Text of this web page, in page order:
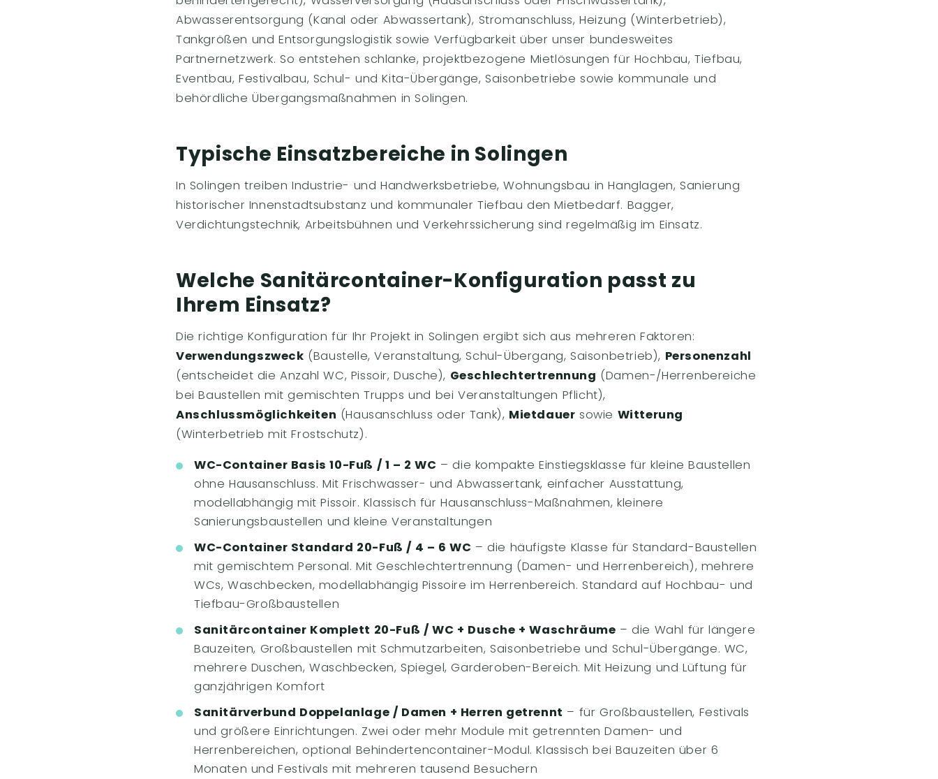
Abwasserentsorgung (Kanal oder Abwassertank), Stromanschluss, Heizung (Winterbetrieb),
Tankgrößen und Entsorgungslogistik sowie Verfügbarkeit über unser bundesweites
Partnernetzwerk. So entstehen schlanke, projektbezogene Mietlösungen für Hochbau, Tiefbau,
Eventbau, Festivalbau, Schul- und Kita-Übergänge, Saisonbetriebe sowie kommunale und
behördliche Übergangsmaßnahmen in Solingen.
Typische Einsatzbereiche in Solingen
In Solingen treiben Industrie- und Handwerksbetriebe, Wohnungsbau in Hanglagen, Sanierung
historischer Innenstadtsubstanz und kommunaler Tiefbau den Mietbedarf. Bagger,
Verdichtungstechnik, Arbeitsbühnen und Verkehrssicherung sind regelmäßig im Einsatz.
Welche Sanitärcontainer-Konfiguration passt zu
Ihrem Einsatz?
Die richtige Konfiguration für Ihr Projekt in Solingen ergibt sich aus mehreren Faktoren:
Verwendungszweck (Baustelle, Veranstaltung, Schul-Übergang, Saisonbetrieb), Personenzahl
(entscheidet die Anzahl WC, Pissoir, Dusche), Geschlechtertrennung (Damen-/Herrenbereiche
bei Baustellen mit gemischten Trupps und bei Veranstaltungen Pflicht),
Anschlussmöglichkeiten (Hausanschluss oder Tank), Mietdauer sowie Witterung
(Winterbetrieb mit Frostschutz).
WC-Container Basis 10-Fuß / 1 – 2 WC – die kompakte Einstiegsklasse für kleine Baustellen
ohne Hausanschluss. Mit Frischwasser- und Abwassertank, einfacher Ausstattung,
modellabhängig mit Pissoir. Klassisch für Hausanschluss-Maßnahmen, kleinere
Sanierungsbaustellen und kleine Veranstaltungen
WC-Container Standard 20-Fuß / 4 – 6 WC – die häufigste Klasse für Standard-Baustellen
mit gemischtem Personal. Mit Geschlechtertrennung (Damen- und Herrenbereich), mehrere
WCs, Waschbecken, modellabhängig Pissoire im Herrenbereich. Standard auf Hochbau- und
Tiefbau-Großbaustellen
Sanitärcontainer Komplett 20-Fuß / WC + Dusche + Waschräume – die Wahl für längere
Bauzeiten, Großbaustellen mit Schmutzarbeiten, Saisonbetriebe und Schul-Übergänge. WC,
mehrere Duschen, Waschbecken, Spiegel, Garderoben-Bereich. Mit Heizung und Lüftung für
ganzjährigen Komfort
Sanitärverbund Doppelanlage / Damen + Herren getrennt – für Großbaustellen, Festivals
und größere Einrichtungen. Zwei oder mehr Module mit getrennten Damen- und
Herrenbereichen, optional Behindertencontainer-Modul. Klassisch bei Bauzeiten über 6
Monaten und Festivals mit mehreren tausend Besuchern